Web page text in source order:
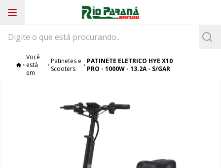
Você
está
em
Patinetes e
Scooters
PATINETE ELETRICO HYE X10
PRO - 1000W - 13.2A - S/GAR